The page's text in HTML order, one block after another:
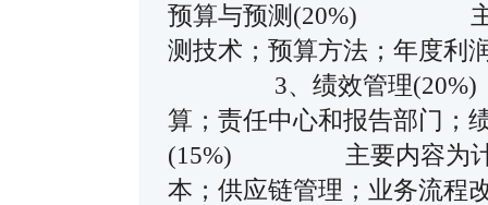
预算与预测(20%) 主要
测技术；预算方法；年度利
3、绩效管理(20%)
算；责任中心和报告部
(15%) 主要内容为计量
本；供应链管理；业务